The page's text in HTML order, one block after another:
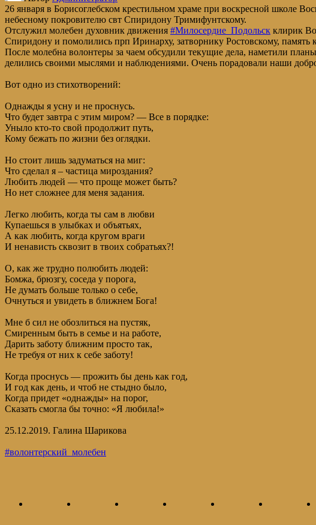
26 января в Борисоглебском крестильном храме при воскресной школе
небесному покровителю свт Спиридону Тримифунтскому.
Отслужил молебен духовник движения #Милосердие_Подольск клирик
Спиридону и помолились прп Иринарху, затворнику Ростовскому, память
После молебна волонтеры за чаем обсудили текущие дела, наметили
делились своими мыслями и наблюдениями. Очень порадовали наши
Вот одно из стихотворений:
Однажды я усну и не проснусь.
Что будет завтра с этим миром? — Все в порядке:
Уныло кто-то свой продолжит путь,
Кому бежать по жизни без оглядки.
Но стоит лишь задуматься на миг:
Что сделал я – частица мироздания?
Любить людей — что проще может быть?
Но нет сложнее для меня задания.
Легко любить, когда ты сам в любви
Купаешься в улыбках и объятьях,
А как любить, когда кругом враги
И ненависть сквозит в твоих собратьях?!
О, как же трудно полюбить людей:
Бомжа, брюзгу, соседа у порога,
Не думать больше только о себе,
Очнуться и увидеть в ближнем Бога!
Мне б сил не обозлиться на пустяк,
Смиренным быть в семье и на работе,
Дарить заботу ближним просто так,
Не требуя от них к себе заботу!
Когда проснусь — прожить бы день как год,
И год как день, и чтоб не стыдно было,
Когда придет «однажды» на порог,
Сказать смогла бы точно: «Я любила!»
25.12.2019. Галина Шарикова
#волонтерский_молебен